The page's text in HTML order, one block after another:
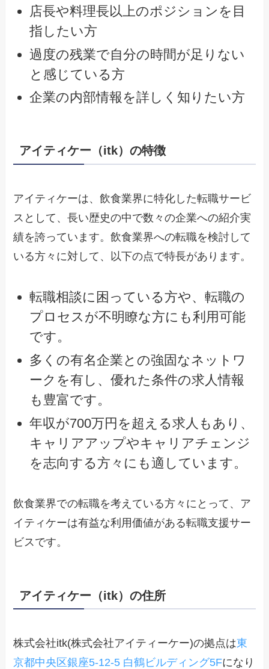
店長や料理長以上のポジションを目
指したい方
過度の残業で自分の時間が足りない
と感じている方
企業の内部情報を詳しく知りたい方
アイティケー（itk）の特徴
アイティケーは、飲食業界に特化した転職サービ
スとして、長い歴史の中で数々の企業への紹介実
績を誇っています。飲食業界への転職を検討して
いる方々に対して、以下の点で特長があります。
転職相談に困っている方や、転職の
プロセスが不明瞭な方にも利用可能
です。
多くの有名企業との強固なネットワ
ークを有し、優れた条件の求人情報
も豊富です。
年収が700万円を超える求人もあり、
キャリアアップやキャリアチェンジ
を志向する方々にも適しています。
飲食業界での転職を考えている方々にとって、ア
イティケーは有益な利用価値がある転職支援サー
ビスです。
アイティケー（itk）の住所
株式会社itk(株式会社アイティーケー)の拠点は東
京都中央区銀座5-12-5 白鶴ビルディング5Fになり